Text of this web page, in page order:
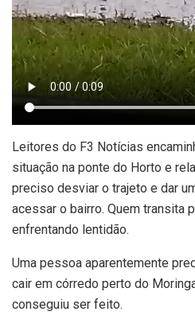
Leitores do F3 Notícias
situação na ponte do Horto e
preciso desviar o trajeto e dar
acessar o bairro. Quem transita
enfrentando lentidão.
Uma pessoa aparentemente
cair em córredo perto do
conseguiu ser feito.